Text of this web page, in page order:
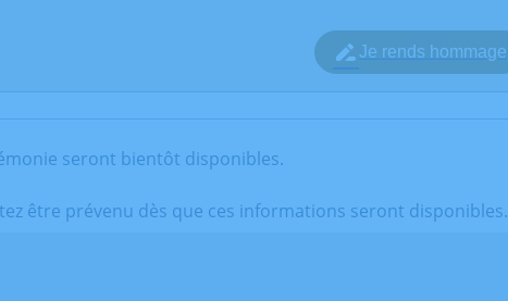
Je rends hommage
seront bientôt disponibles.
être prévenu dès que ces informations seront disponibles.